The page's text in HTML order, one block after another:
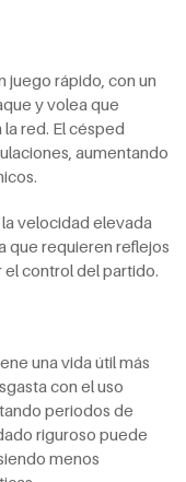
juego rápido, con un
y volea que
red. El césped
aumentando
velocidad elevada
que requieren reflejos
control del partido.
una vida útil más
con el uso
periodos de
riguroso puede
menos